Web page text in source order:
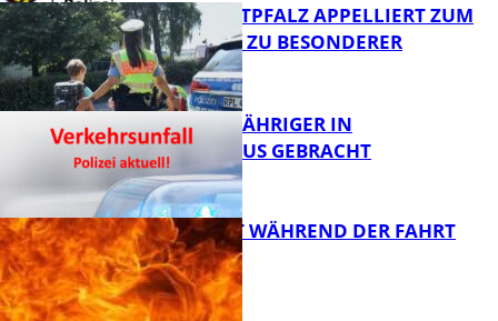
Polizei
POLIZEI WESTPFALZ APPELLIERT ZUM
SCHULSTART ZU BESONDERER
VORSICHT
FB News
UNFALL: 58-JÄHRIGER IN
KRANKENHAUS GEBRACHT
AUTO FÄNGT WÄHREND DER FAHRT
FEUER